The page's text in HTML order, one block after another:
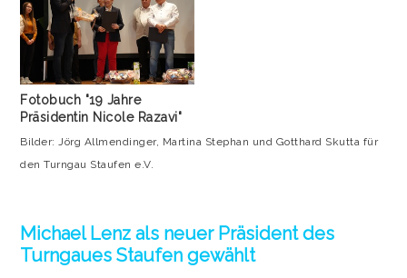
Fotobuch "19 Jahre
Präsidentin Nicole Razavi"
Bilder: Jörg Allmendinger, Martina Stephan und Gotthard Skutta für
den Turngau Staufen e.V.
Michael Lenz als neuer Präsident des
Turngaues Staufen gewählt